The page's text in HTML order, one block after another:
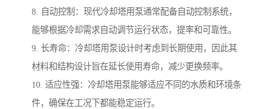
8. 自动控制：现代冷却塔用泵通常配备自动控制系统，
能够根据冷却需求自动调节运行状态，提率和可靠性。
9. 长寿命：冷却塔用泵设计时考虑到长期使用，因此其
材料和结构设计旨在延长使用寿命，减少更换频率。
10. 适应性强：冷却塔用泵能够适应不同的水质和环境条
件，确保在工况下都能稳定运行。